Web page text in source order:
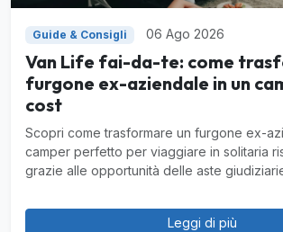
Guide & Consigli 06 Ago 2026
Van Life fai-da-te: come
furgone ex-aziendale in un
cost
Scopri come trasformare un furgone ex-
camper perfetto per viaggiare in solitaria
grazie alle opportunità delle aste
Leggi di più